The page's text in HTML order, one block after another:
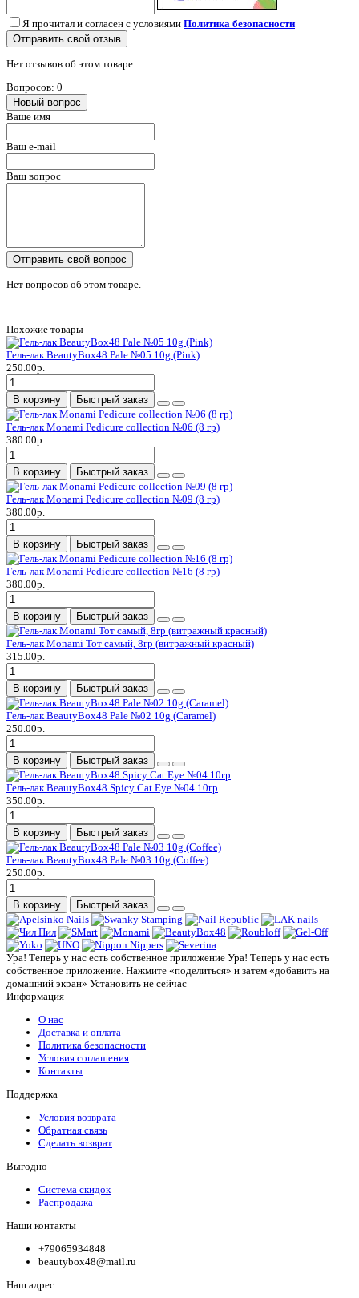
Я прочитал и согласен с условиями Политика безопасности
Отправить свой отзыв
Нет отзывов об этом товаре.
Вопросов: 0
Новый вопрос
Ваше имя
Ваш e-mail
Ваш вопрос
Отправить свой вопрос
Нет вопросов об этом товаре.
Похожие товары
Гель-лак BeautyBox48 Pale №05 10g (Pink)
250.00р.
В корзину Быстрый заказ
Гель-лак Monami Pedicure collection №06 (8 гр)
380.00р.
В корзину Быстрый заказ
Гель-лак Monami Pedicure collection №09 (8 гр)
380.00р.
В корзину Быстрый заказ
Гель-лак Monami Pedicure collection №16 (8 гр)
380.00р.
В корзину Быстрый заказ
Гель-лак Monami Тот самый, 8гр (витражный красный)
315.00р.
В корзину Быстрый заказ
Гель-лак BeautyBox48 Pale №02 10g (Caramel)
250.00р.
В корзину Быстрый заказ
Гель-лак BeautyBox48 Spicy Cat Eye №04 10гр
350.00р.
В корзину Быстрый заказ
Гель-лак BeautyBox48 Pale №03 10g (Coffee)
250.00р.
В корзину Быстрый заказ
Ура! Теперь у нас есть собственное приложение Ура! Теперь у нас есть
собственное приложение. Нажмите «поделиться» и затем «добавить на
домашний экран» Установить не сейчас
Информация
О нас
Доставка и оплата
Политика безопасности
Условия соглашения
Контакты
Поддержка
Условия возврата
Обратная связь
Сделать возврат
Выгодно
Система скидок
Распродажа
Наши контакты
+79065934848
beautybox48@mail.ru
Наш адрес